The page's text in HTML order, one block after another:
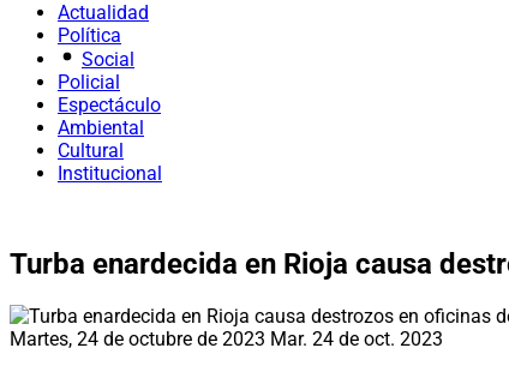
Actualidad
Política
Social
Policial
Espectáculo
Ambiental
Cultural
Institucional
Turba enardecida en Rioja causa
Martes, 24 de octubre de 2023 Mar. 24 de oct. 2023